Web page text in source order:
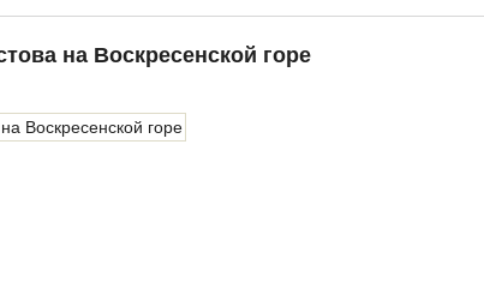
на Воскресенской горе